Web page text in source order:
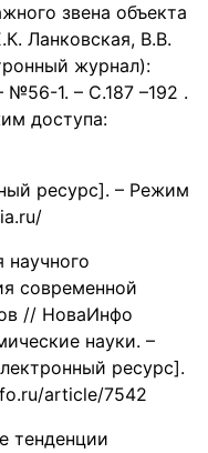
звена объекта
Ланковская, В.В.
журнал):
№56-1. – С.187 –192 .
доступа:
ресурс]. – Режим
современной
// НоваИнфо
науки. –
ресурс].
article/7542
тенденции